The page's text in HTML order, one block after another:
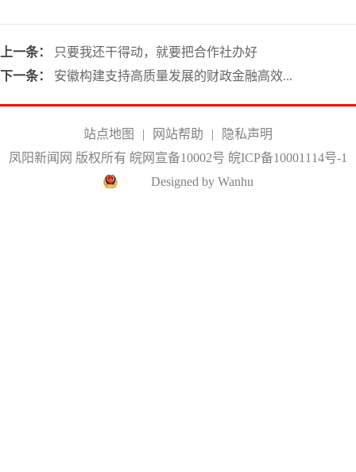
上一条：
只要我还干得动，就要把合作社办好
下一条：
安徽构建支持高质量发展的财政金融高效...
站点地图 | 网站帮助 |
隐私声明
凤阳新闻网 版权所有 皖网宣备10002号 皖ICP备10001114号-1
Designed by Wanhu